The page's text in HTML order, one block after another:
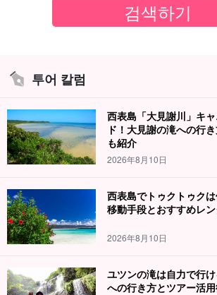
투어 칼럼
西表島「大見謝川」キ
ド！大見謝の滝への行
も紹介
2026年8月10日
西表島でトゥクトゥク
移動手段とおすすめレ
2026年8月10日
ユツンの滝は自力で行
への行き方とツアー活